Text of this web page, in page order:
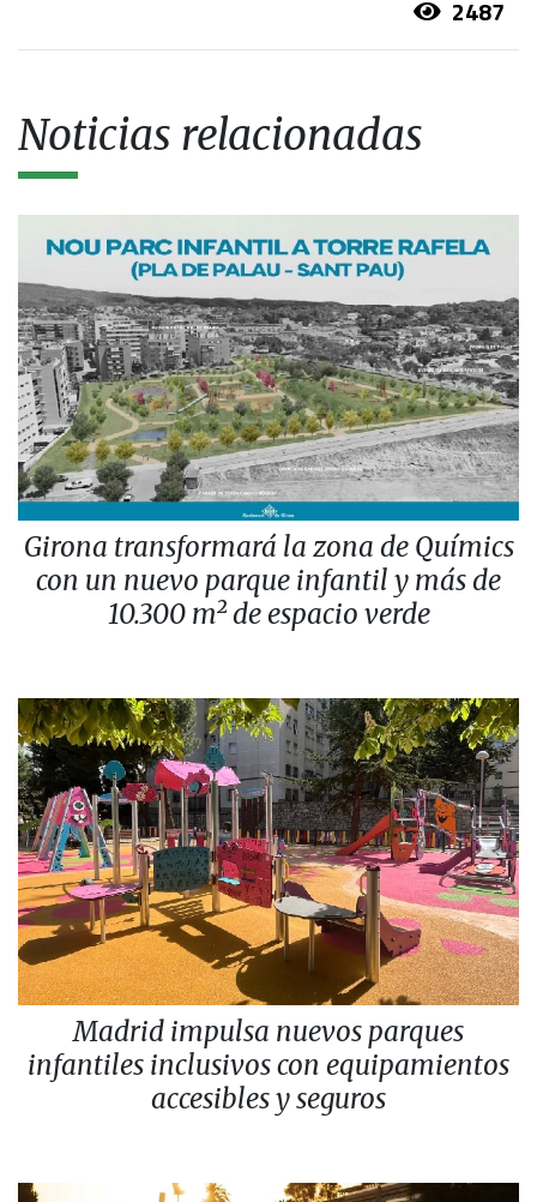
2487
Noticias relacionadas
Girona transformará la zona de Químics
con un nuevo parque infantil y más de
10.300 m² de espacio verde
Madrid impulsa nuevos parques
infantiles inclusivos con equipamientos
accesibles y seguros